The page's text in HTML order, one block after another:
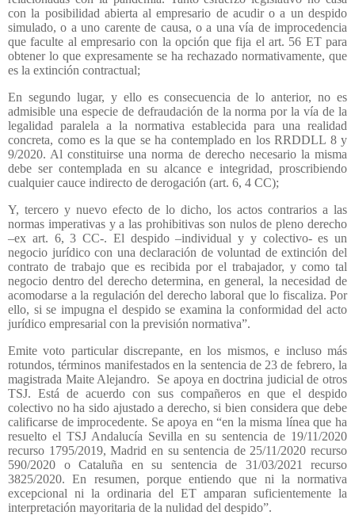
con la posibilidad abierta al empresario de acudir o a un despido
simulado, o a uno carente de causa, o a una vía de improcedencia
que faculte al empresario con la opción que fija el art. 56 ET para
obtener lo que expresamente se ha rechazado normativamente, que
es la extinción contractual;
En segundo lugar, y ello es consecuencia de lo anterior, no es
admisible una especie de defraudación de la norma por la vía de la
legalidad paralela a la normativa establecida para una realidad
concreta, como es la que se ha contemplado en los RRDDLL 8 y
9/2020. Al constituirse una norma de derecho necesario la misma
debe ser contemplada en su alcance e integridad, proscribiendo
cualquier cauce indirecto de derogación (art. 6, 4 CC);
Y, tercero y nuevo efecto de lo dicho, los actos contrarios a las
normas imperativas y a las prohibitivas son nulos de pleno derecho
–ex art. 6, 3 CC-. El despido –individual y y colectivo- es un
negocio jurídico con una declaración de voluntad de extinción del
contrato de trabajo que es recibida por el trabajador, y como tal
negocio dentro del derecho determina, en general, la necesidad de
acomodarse a la regulación del derecho laboral que lo fiscaliza. Por
ello, si se impugna el despido se examina la conformidad del acto
jurídico empresarial con la previsión normativa”.
Emite voto particular discrepante, en los mismos, e incluso más
rotundos, términos manifestados en la sentencia de 23 de febrero, la
magistrada Maite Alejandro.
Se apoya en doctrina judicial de otros
TSJ. Está de acuerdo con sus compañeros en que el despido
colectivo no ha sido ajustado a derecho, si bien considera que debe
calificarse de improcedente. Se apoya en “en la misma línea que ha
resuelto el TSJ Andalucía Sevilla en su sentencia de 19/11/2020
recurso 1795/2019, Madrid en su sentencia de 25/11/2020 recurso
590/2020 o Cataluña en su sentencia de 31/03/2021 recurso
3825/2020. En resumen, porque entiendo que ni la normativa
excepcional ni la ordinaria del ET amparan suficientemente la
interpretación mayoritaria de la nulidad del despido”.